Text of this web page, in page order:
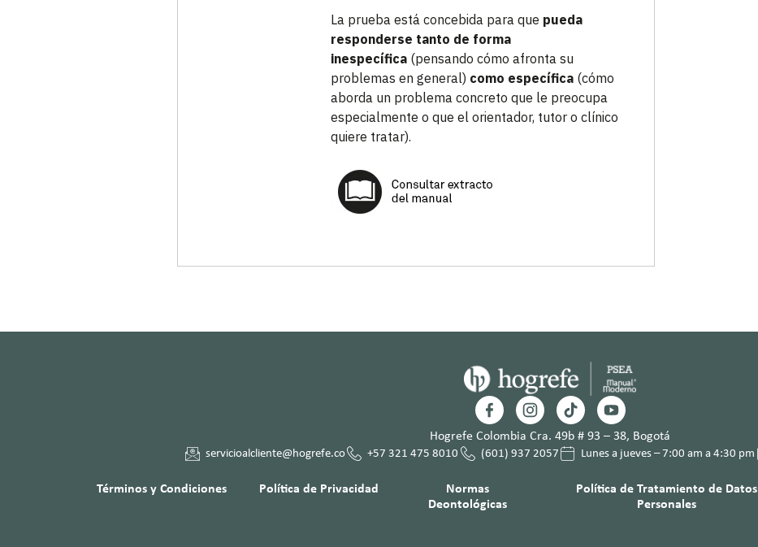
La prueba está concebida para que pueda
responderse tanto de forma
inespecífica (pensando cómo afronta su
problemas en general) como específica (cómo
aborda un problema concreto que le preocupa
especialmente o que el orientador, tutor o clínico
quiere tratar).
Hogrefe Colombia Cra. 49b # 93 – 38, Bogotá
servicioalcliente@hogrefe.co +57 321 475 8010 (601) 937 2057 Lunes a jueves – 7:00 am a 4:30 pm
Términos y Condiciones Política de Privacidad
Normas
Deontológicas
Política de Tratamiento de Datos
Personales